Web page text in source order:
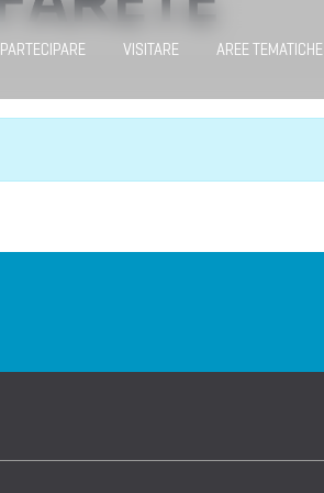
PARTECIPARE VISITARE AREE TEMATICHE